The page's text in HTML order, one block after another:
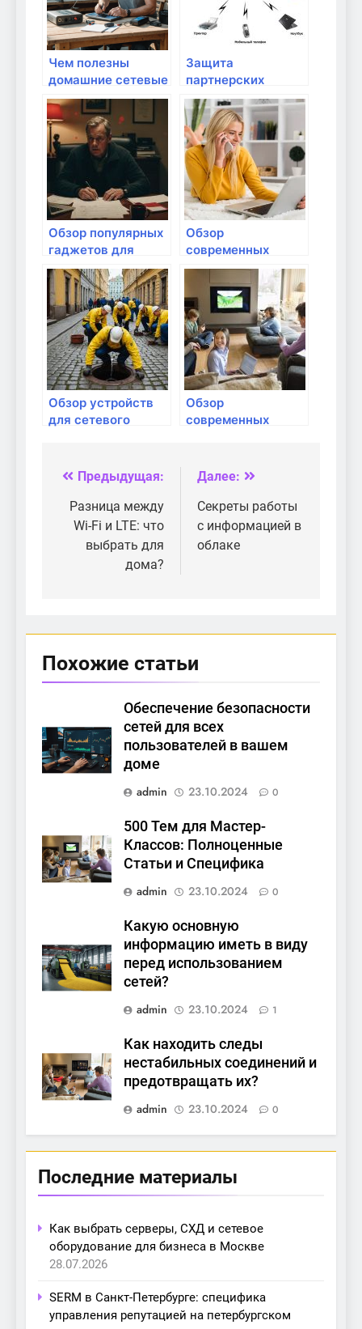
Чем полезны
домашние сетевые
хранилища?
Защита
партнерских
домашних
устройств от
кибератак
Обзор популярных
гаджетов для
Интернета
Обзор
современных
технологий для
передачи данных
Обзор устройств
для сетевого
Обзор
современных
Навигация
по
записям
Предыдущая:
Разница между
Wi-Fi и LTE: что
выбрать для
дома?
Далее:
Секреты работы
с информацией в
облаке
Похожие статьи
Обеспечение безопасности
сетей для всех
пользователей в вашем
доме
admin
23.10.2024 0
500 Тем для Мастер-
Классов: Полноценные
Статьи и Специфика
admin
23.10.2024 0
Какую основную
информацию иметь в виду
перед использованием
сетей?
admin
23.10.2024 1
Как находить следы
нестабильных соединений и
предотвращать их?
admin
23.10.2024 0
Последние материалы
Как выбрать серверы, СХД и сетевое
оборудование для бизнеса в Москве
28.07.2026
SERM в Санкт-Петербурге: специфика
управления репутацией на петербургском